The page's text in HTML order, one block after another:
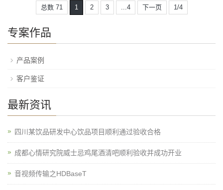
总数 71 1 2 3 ...4 下一页 1/4
专案作品
产品案例
客户鉴证
最新资讯
四川某饮品研发中心饮品项目顺利通过验收合格
成都心情研究院威士忌鸡尾酒清吧顺利验收并成功开业
音视频传输之HDBaseT